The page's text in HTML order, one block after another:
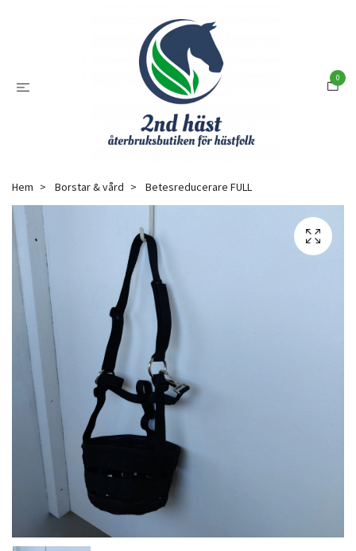
0
Hem Borstar & vård Betesreducerare FULL